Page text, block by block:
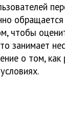
чтобы
занимает
о том, как